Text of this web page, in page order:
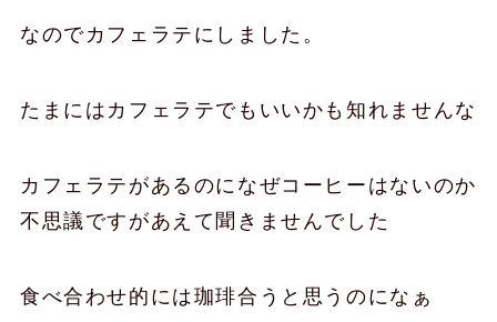
なのでカフェラテにしました。
たまにはカフェラテでもいいかも知れませんな
カフェラテがあるのになぜコーヒーはないのか
不思議ですがあえて聞きませんでした
食べ合わせ的には珈琲合うと思うのになぁ